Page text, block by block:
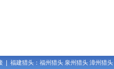
| 福建猎头： 福州猎头 泉州猎头 漳州猎头